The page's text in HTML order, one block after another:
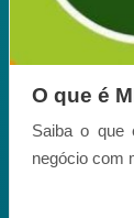
O que é
Saiba o que
negócio com